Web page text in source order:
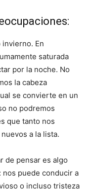
En
saturada
por la noche. No
la cabeza
se convierte en un
no podremos
que tanto nos
a la lista.
de pensar es algo
nos puede conducir a
o incluso tristeza